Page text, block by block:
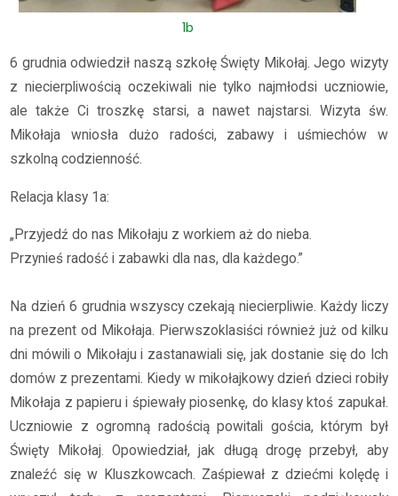
1b
6 grudnia odwiedził naszą szkołę Święty Mikołaj. Jego wizyty
z niecierpliwością oczekiwali nie tylko najmłodsi uczniowie,
ale także Ci troszkę starsi, a nawet najstarsi. Wizyta św.
Mikołaja wniosła dużo radości, zabawy i uśmiechów w
szkolną codzienność.
Relacja klasy 1a:
„Przyjedź do nas Mikołaju z workiem aż do nieba.
Przynieś radość i zabawki dla nas, dla każdego.”
Na dzień 6 grudnia wszyscy czekają niecierpliwie. Każdy liczy
na prezent od Mikołaja. Pierwszoklasiści również już od kilku
dni mówili o Mikołaju i zastanawiali się, jak dostanie się do Ich
domów z prezentami. Kiedy w mikołajkowy dzień dzieci robiły
Mikołaja z papieru i śpiewały piosenkę, do klasy ktoś zapukał.
Uczniowie z ogromną radością powitali gościa, którym był
Święty Mikołaj. Opowiedział, jak długą drogę przebył, aby
znaleźć się w Kluszkowcach. Zaśpiewał z dziećmi kolędę i